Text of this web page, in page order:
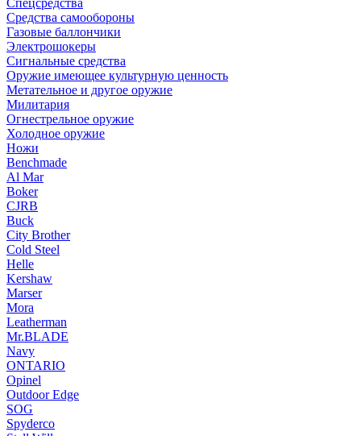
Спецсредства
Средства самообороны
Газовые баллончики
Электрошокеры
Сигнальные средства
Оружие имеющее культурную ценность
Метательное и другое оружие
Милитария
Огнестрельное оружие
Холодное оружие
Ножи
Benchmade
Al Mar
Boker
CJRB
Buck
City Brother
Cold Steel
Helle
Kershaw
Marser
Mora
Leatherman
Mr.BLADE
Navy
ONTARIO
Opinel
Outdoor Edge
SOG
Spyderco